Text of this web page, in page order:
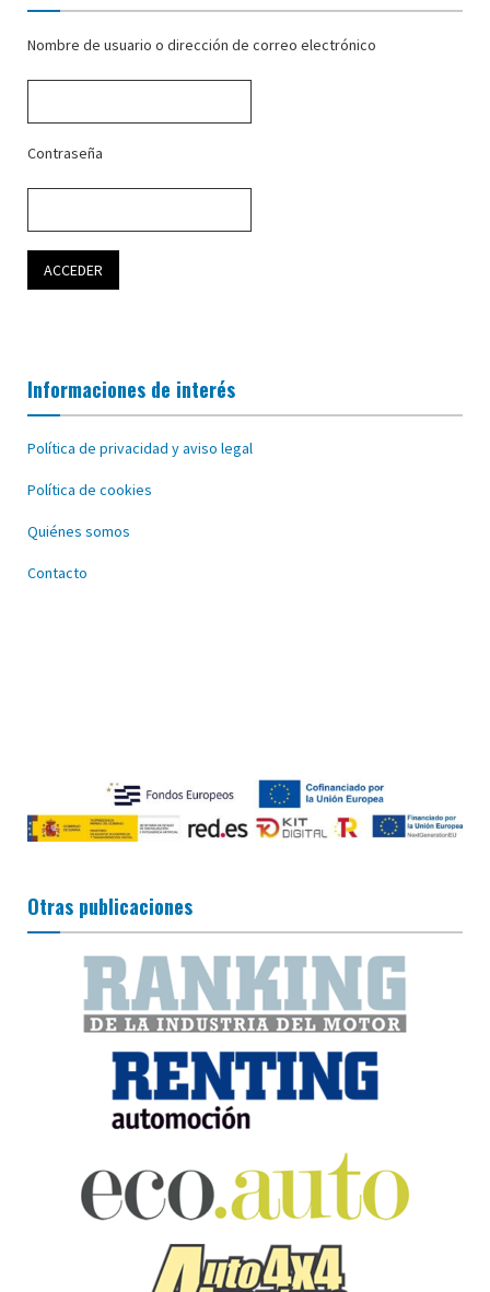
Nombre de usuario o dirección de correo electrónico
Contraseña
Informaciones de interés
Política de privacidad y aviso legal
Política de cookies
Quiénes somos
Contacto
Otras publicaciones